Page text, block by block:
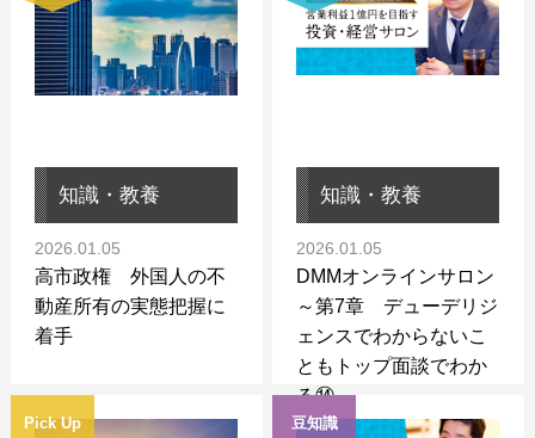
知識・教養
2026.01.05
高市政権 外国人の不
動産所有の実態把握に
着手
知識・教養
2026.01.05
DMMオンラインサロン
～第7章 デューデリジ
ェンスでわからないこ
ともトップ面談でわか
る⑭～
Pick Up 豆知識